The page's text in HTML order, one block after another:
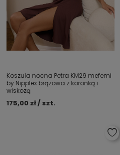
Koszula nocna Petra KM29 mefemi
by Nipplex brązowa z koronką i
wiskozą
175,00 zł / szt.